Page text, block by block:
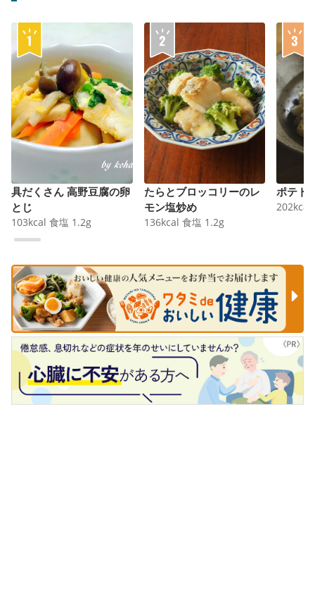
具だくさん 高野豆腐の卵
とじ
103kcal 食塩 1.2g
たらとブロッコリーのレ
モン塩炒め
136kcal 食塩 1.2g
ポテト
202kcal